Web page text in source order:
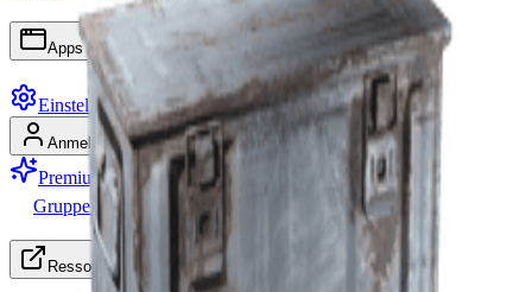
Apps
Einstellungen
Anmelden Registrieren
Premium werden
Gruppe suchen (LFG)
Ressourcen